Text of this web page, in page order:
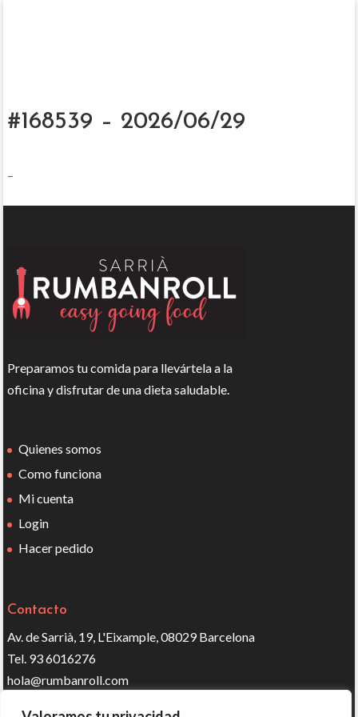
#168539 – 2026/06/29
–
Preparamos tu comida para llevártela a la
oficina y disfrutar de una dieta saludable.
Quienes somos
Como funciona
Mi cuenta
Login
Hacer pedido
Contacto
Av. de Sarrià, 19, L'Eixample, 08029 Barcelona
Tel. 93 6016276
hola@rumbanroll.com